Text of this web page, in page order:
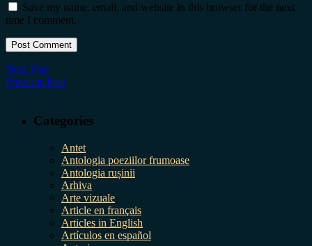
Save my name, email, and website in this browser for the next
time I comment.
Next Post
Previous Post
Categories
Antet
Antologia poeziilor frumoase
Antologia rușinii
Arhiva
Arte vizuale
Article en français
Articles in English
Artículos en español